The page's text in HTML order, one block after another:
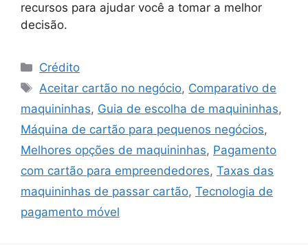
recursos para ajudar você a tomar a melhor
decisão.
Categorias
Crédito
Tags
Aceitar cartão no negócio, Comparativo de
maquininhas, Guia de escolha de maquininhas,
Máquina de cartão para pequenos negócios,
Melhores opções de maquininhas, Pagamento
com cartão para empreendedores, Taxas das
maquininhas de passar cartão, Tecnologia de
pagamento móvel